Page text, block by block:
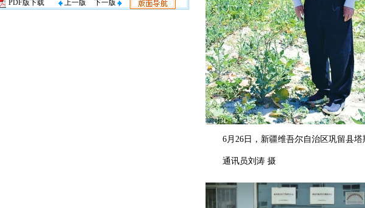
PDF版下载 上一版 下一版
6月26日，新疆维吾尔自治区巩留县塔
通讯员刘涛 摄